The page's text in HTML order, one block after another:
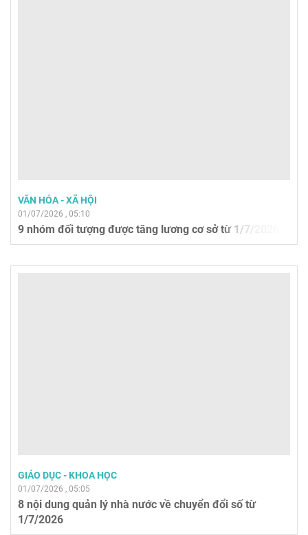
VĂN HÓA - XÃ HỘI
01/07/2026 , 05:10
9 nhóm đối tượng được tăng lương cơ sở từ 1/7/2026
GIÁO DỤC - KHOA HỌC
01/07/2026 , 05:05
8 nội dung quản lý nhà nước về chuyển đổi số từ
1/7/2026